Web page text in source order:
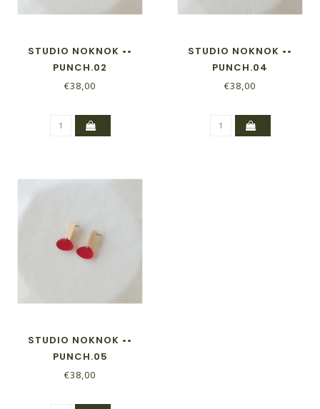
STUDIO NOKNOK ••
PUNCH.02
€38,00
STUDIO NOKNOK ••
PUNCH.04
€38,00
STUDIO NOKNOK ••
PUNCH.05
€38,00